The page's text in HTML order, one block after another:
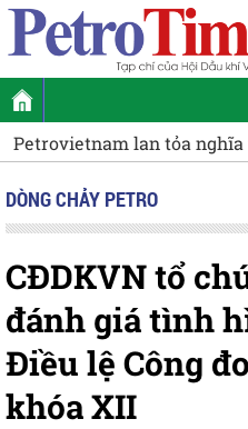
Petrovietnam lan tỏa
DÒNG CHẢY PETRO
CĐDKVN tổ
đánh giá tình
Điều lệ Công
khóa XII